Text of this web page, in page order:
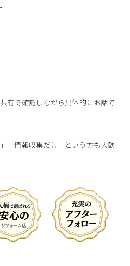
有で確認しながら具体的にお話で
「情報収集だけ」という方も大歓